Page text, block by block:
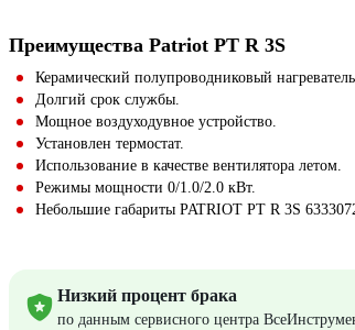
Преимущества Patriot PT R 3S
Керамический полупроводниковый
Долгий срок службы.
Мощное воздуходувное устройство.
Установлен термостат.
Использование в качестве вентилятора летом.
Режимы мощности 0/1.0/2.0 кВт.
Небольшие габариты PATRIOT PT R 3S
Низкий процент брака
по данным сервисного центра